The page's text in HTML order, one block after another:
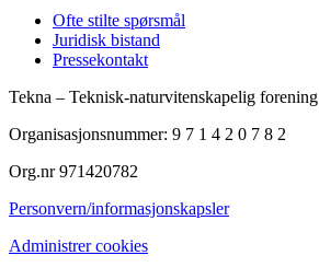
Ofte stilte spørsmål
Juridisk bistand
Pressekontakt
Tekna – Teknisk-naturvitenskapelig forening
Organisasjonsnummer: 9 7 1 4 2 0 7 8 2
Org.nr 971420782
Personvern/informasjonskapsler
Administrer cookies